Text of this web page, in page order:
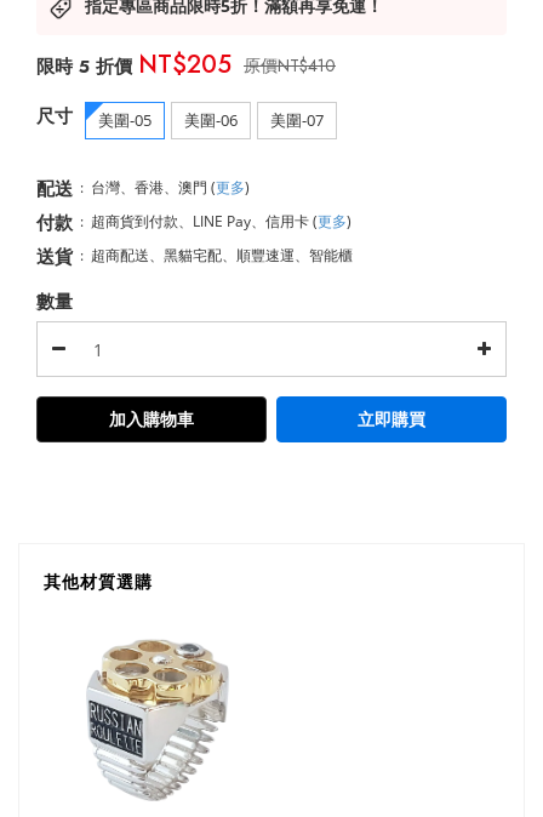
指定專區商品限時5折！滿額再享免運！
NT$410
NT$205
尺寸 美圍-05 美圍-06 美圍-07
配送 : 台灣、香港、澳門 (更多)
付款 : 超商貨到付款、LINE Pay、信用卡(更多)
送貨 : 超商配送、黑貓宅配、順豐速運、智能櫃
數量
加入購物車 立即購買
其他材質選購